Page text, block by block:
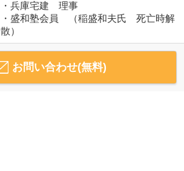
・兵庫宅建 理事
・盛和塾会員 （稲盛和夫氏 死亡時解
散）
お問い合わせ(無料)